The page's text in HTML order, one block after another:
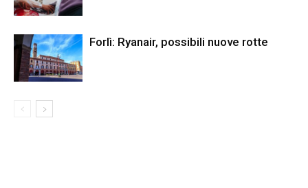
Forlì: Ryanair, possibili nuove rotte